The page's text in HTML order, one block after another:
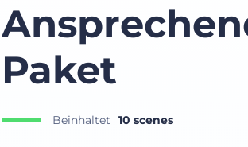
Paket
Beinhaltet 10 scenes